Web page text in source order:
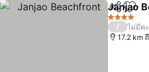
แชร์ เพิ่ม
Janjao
4 ดาว
/
ไม่มีค
17.2 km